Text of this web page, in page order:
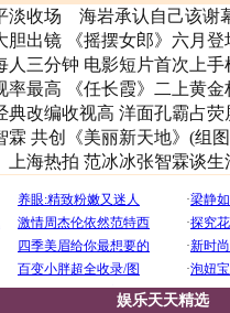
淡收场 海岩承认自己该谢
胆出镜 《摇摆女郎》六月登
人三分钟 电影短片首次上手
率最高 《任长霞》二上黄金
典改编收视高 洋面孔霸占荧
霖 共创《美丽新天地》(组
上海热拍 范冰冰张智霖谈生
娱乐天天精选